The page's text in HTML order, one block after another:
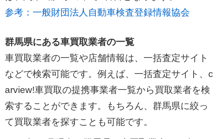
参考：一般財団法人自動車検査登録情報協会
群馬県にある車買取業者の一覧
車買取業者の一覧や店舗情報は、一括査定サイト
などで検索可能です。例えば、一括査定サイト、c
arview!車買取の提携事業者一覧から買取業者を検
索することができます。もちろん、群馬県に絞っ
て買取業者を探すことも可能です。